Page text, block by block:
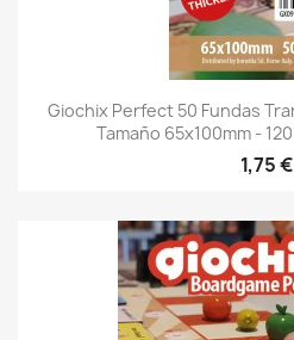
Giochix Perfect 50 Fundas
Tamaño 65x100mm -
1,75 €